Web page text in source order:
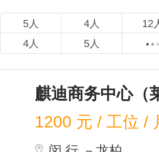
5人 4人
12
4人
5人
麒迪商务中心（
1200 元 / 工位 /